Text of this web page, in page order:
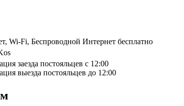
Wi-Fi, Беспроводной Интернет бесплатно
заезда постояльцев с 12:00
выезда постояльцев до 12:00